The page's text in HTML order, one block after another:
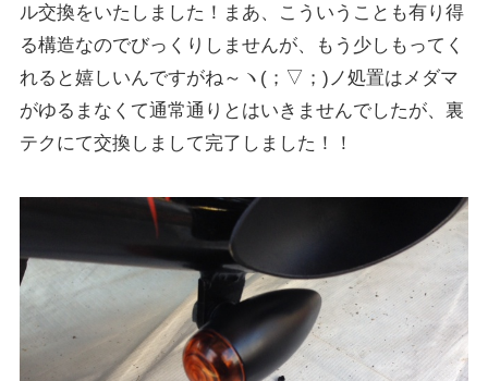
ル交換をいたしました！まあ、こういうことも有り得
る構造なのでびっくりしませんが、もう少しもってく
れると嬉しいんですがね～ヽ(；▽；)ノ処置はメダマ
がゆるまなくて通常通りとはいきませんでしたが、裏
テクにて交換しまして完了しました！！